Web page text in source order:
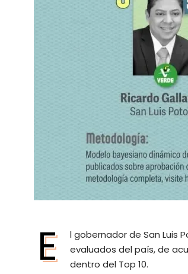
E
l gobernador de San Luis
evaluados del país, de
dentro del Top 10.